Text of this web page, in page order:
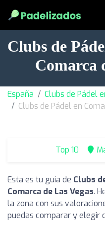
Clubs de
Comarca
España
Clubs de Pádel
Clubs de Pádel en
Top 10
Esta es tu guía de Clubs
Comarca de Las Vegas.
la zona con sus
puedas comparar y elegir